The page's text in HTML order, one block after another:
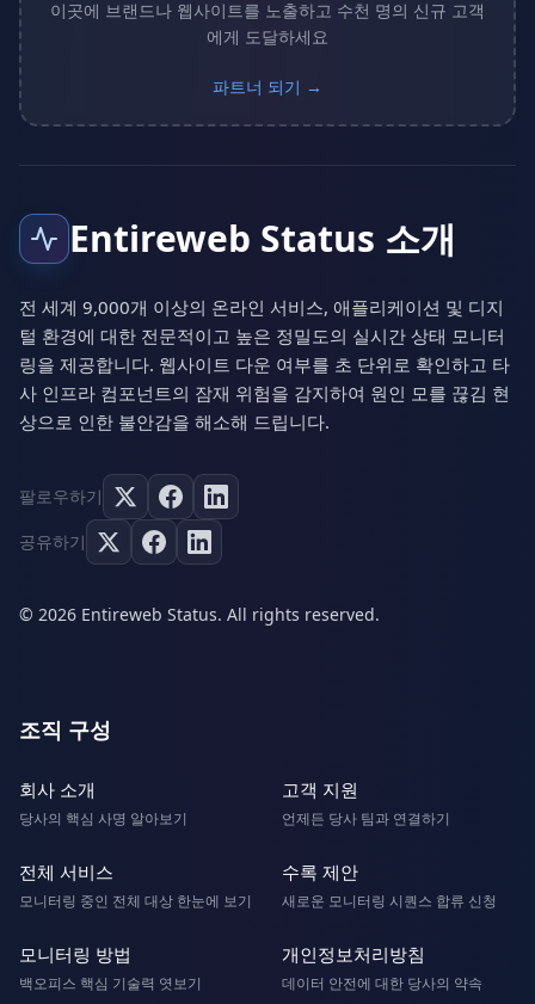
이곳에 브랜드나 웹사이트를 노출하고 수천 명의 신규 고객
에게 도달하세요
파트너 되기 →
Entireweb Status 소개
전 세계 9,000개 이상의 온라인 서비스, 애플리케이션 및 디지
털 환경에 대한 전문적이고 높은 정밀도의 실시간 상태 모니터
링을 제공합니다. 웹사이트 다운 여부를 초 단위로 확인하고 타
사 인프라 컴포넌트의 잠재 위험을 감지하여 원인 모를 끊김 현
상으로 인한 불안감을 해소해 드립니다.
팔로우하기
공유하기
© 2026 Entireweb Status. All rights reserved.
조직 구성
회사 소개
당사의 핵심 사명 알아보기
고객 지원
언제든 당사 팀과 연결하기
전체 서비스
모니터링 중인 전체 대상 한눈에 보기
수록 제안
새로운 모니터링 시퀀스 합류 신청
모니터링 방법
백오피스 핵심 기술력 엿보기
개인정보처리방침
데이터 안전에 대한 당사의 약속